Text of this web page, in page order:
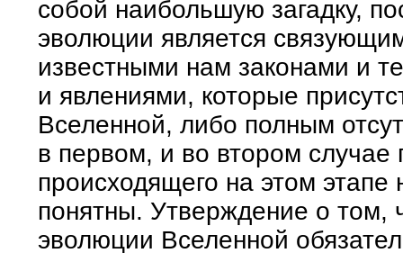
собой наибольшую загадку,
эволюции является
известными нам законами и
и явлениями, которые
Вселенной, либо полным
в первом, и во втором
происходящего на этом
понятны. Утверждение о том,
эволюции Вселенной